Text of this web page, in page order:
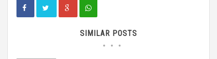
SIMILAR POSTS